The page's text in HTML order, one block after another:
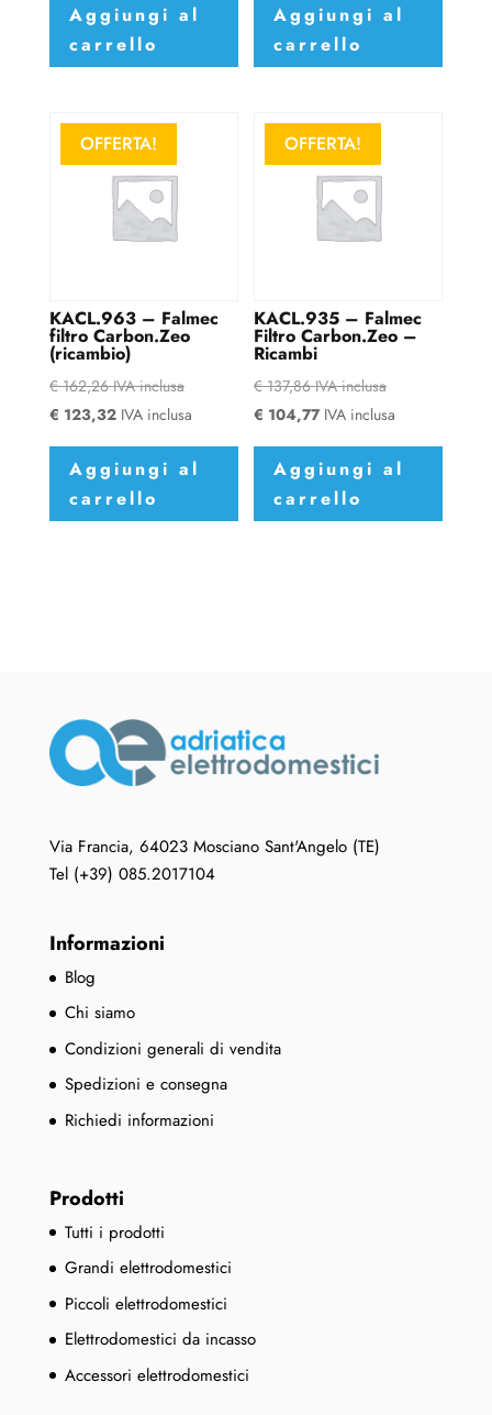
Aggiungi al
carrello
Aggiungi al
carrello
OFFERTA!
KACL.963 – Falmec
filtro Carbon.Zeo
(ricambio)
€162,26 IVA inclusa
€ 123,32 IVA inclusa
Aggiungi al
carrello
OFFERTA!
KACL.935 – Falmec
Filtro Carbon.Zeo –
Ricambi
€137,86 IVA inclusa
€ 104,77 IVA inclusa
Aggiungi al
carrello
Via Francia, 64023 Mosciano Sant'Angelo (TE)
Tel (+39) 085.2017104
Informazioni
Blog
Chi siamo
Condizioni generali di vendita
Spedizioni e consegna
Richiedi informazioni
Prodotti
Tutti i prodotti
Grandi elettrodomestici
Piccoli elettrodomestici
Elettrodomestici da incasso
Accessori elettrodomestici